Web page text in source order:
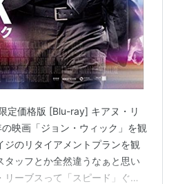
定価格版 [Blu-ray] キアヌ・リ
映画「ジョン・ウィック」を観
ジのリタイアメントプランを観
タッフとか全然違うなぁと思い
リーブスって「スピード」ぐら